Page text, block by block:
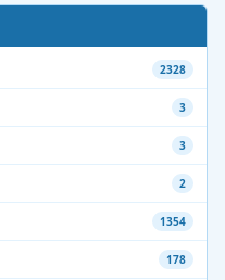
2328
3
3
2
1354
178